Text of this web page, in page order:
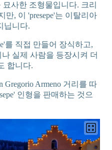
묘사한 조형물입니다. 크리
만, 이 'presepe'는 이탈리아
닙니다.
를 직접 만들어 장식하고,
실제 사람을 등장시켜 더
합니다.
Gregorio Armeno 거리를 따
인형을 판매하는 것으